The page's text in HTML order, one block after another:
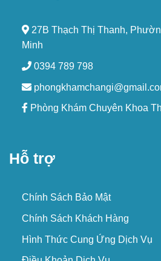
27B Thạch Thị Thanh,
Minh
0394 789 798
Phòng Khám Chuyên Khoa
Hỗ trợ
Chính Sách Bảo Mật
Chính Sách Khách Hàng
Hình Thức Cung Ứng Dịch Vụ